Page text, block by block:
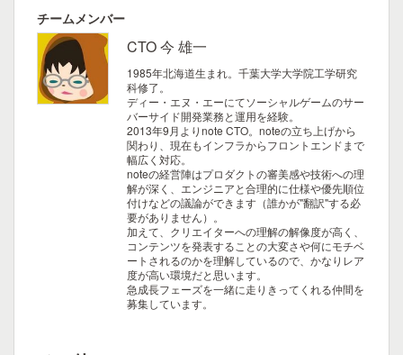
チームメンバー
CTO 今 雄一
1985年北海道生まれ。千葉大学大学院工学研究
科修了。
ディー・エヌ・エーにてソーシャルゲームのサー
バーサイド開発業務と運用を経験。
2013年9月よりnote CTO。noteの立ち上げから
関わり、現在もインフラからフロントエンドまで
幅広く対応。
noteの経営陣はプロダクトの審美感や技術への理
解が深く、エンジニアと合理的に仕様や優先順位
付けなどの議論ができます（誰かが"翻訳"する必
要がありません）。
加えて、クリエイターへの理解の解像度が高く、
コンテンツを発表することの大変さや何にモチベ
ートされるのかを理解しているので、かなりレア
度が高い環境だと思います。
急成長フェーズを一緒に走りきってくれる仲間を
募集しています。